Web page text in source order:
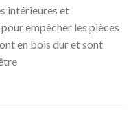
intérieures et
empêcher les pièces
en bois dur et sont